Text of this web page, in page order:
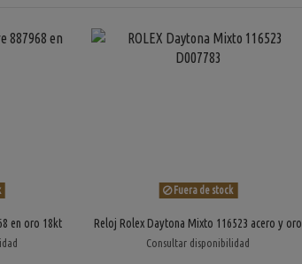
en oro 18kt
Fuera de stock
Reloj Rolex Daytona Mixto 116523 acero y oro
Consultar disponibilidad